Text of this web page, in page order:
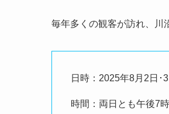
毎年多くの観客が訪れ、川
日時：2025年8月2日･
時間：両日とも午後7